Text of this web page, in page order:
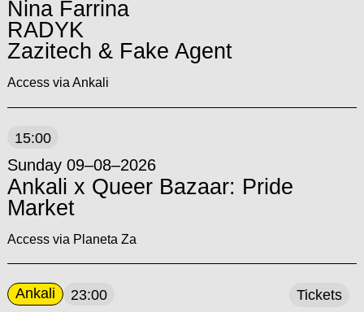
Nina Farrina
RADYK
Zazitech & Fake Agent
Access via Ankali
15:00
Sunday 09–08–2026
Ankali x Queer Bazaar: Pride
Market
Access via Planeta Za
Ankali 23:00 Tickets